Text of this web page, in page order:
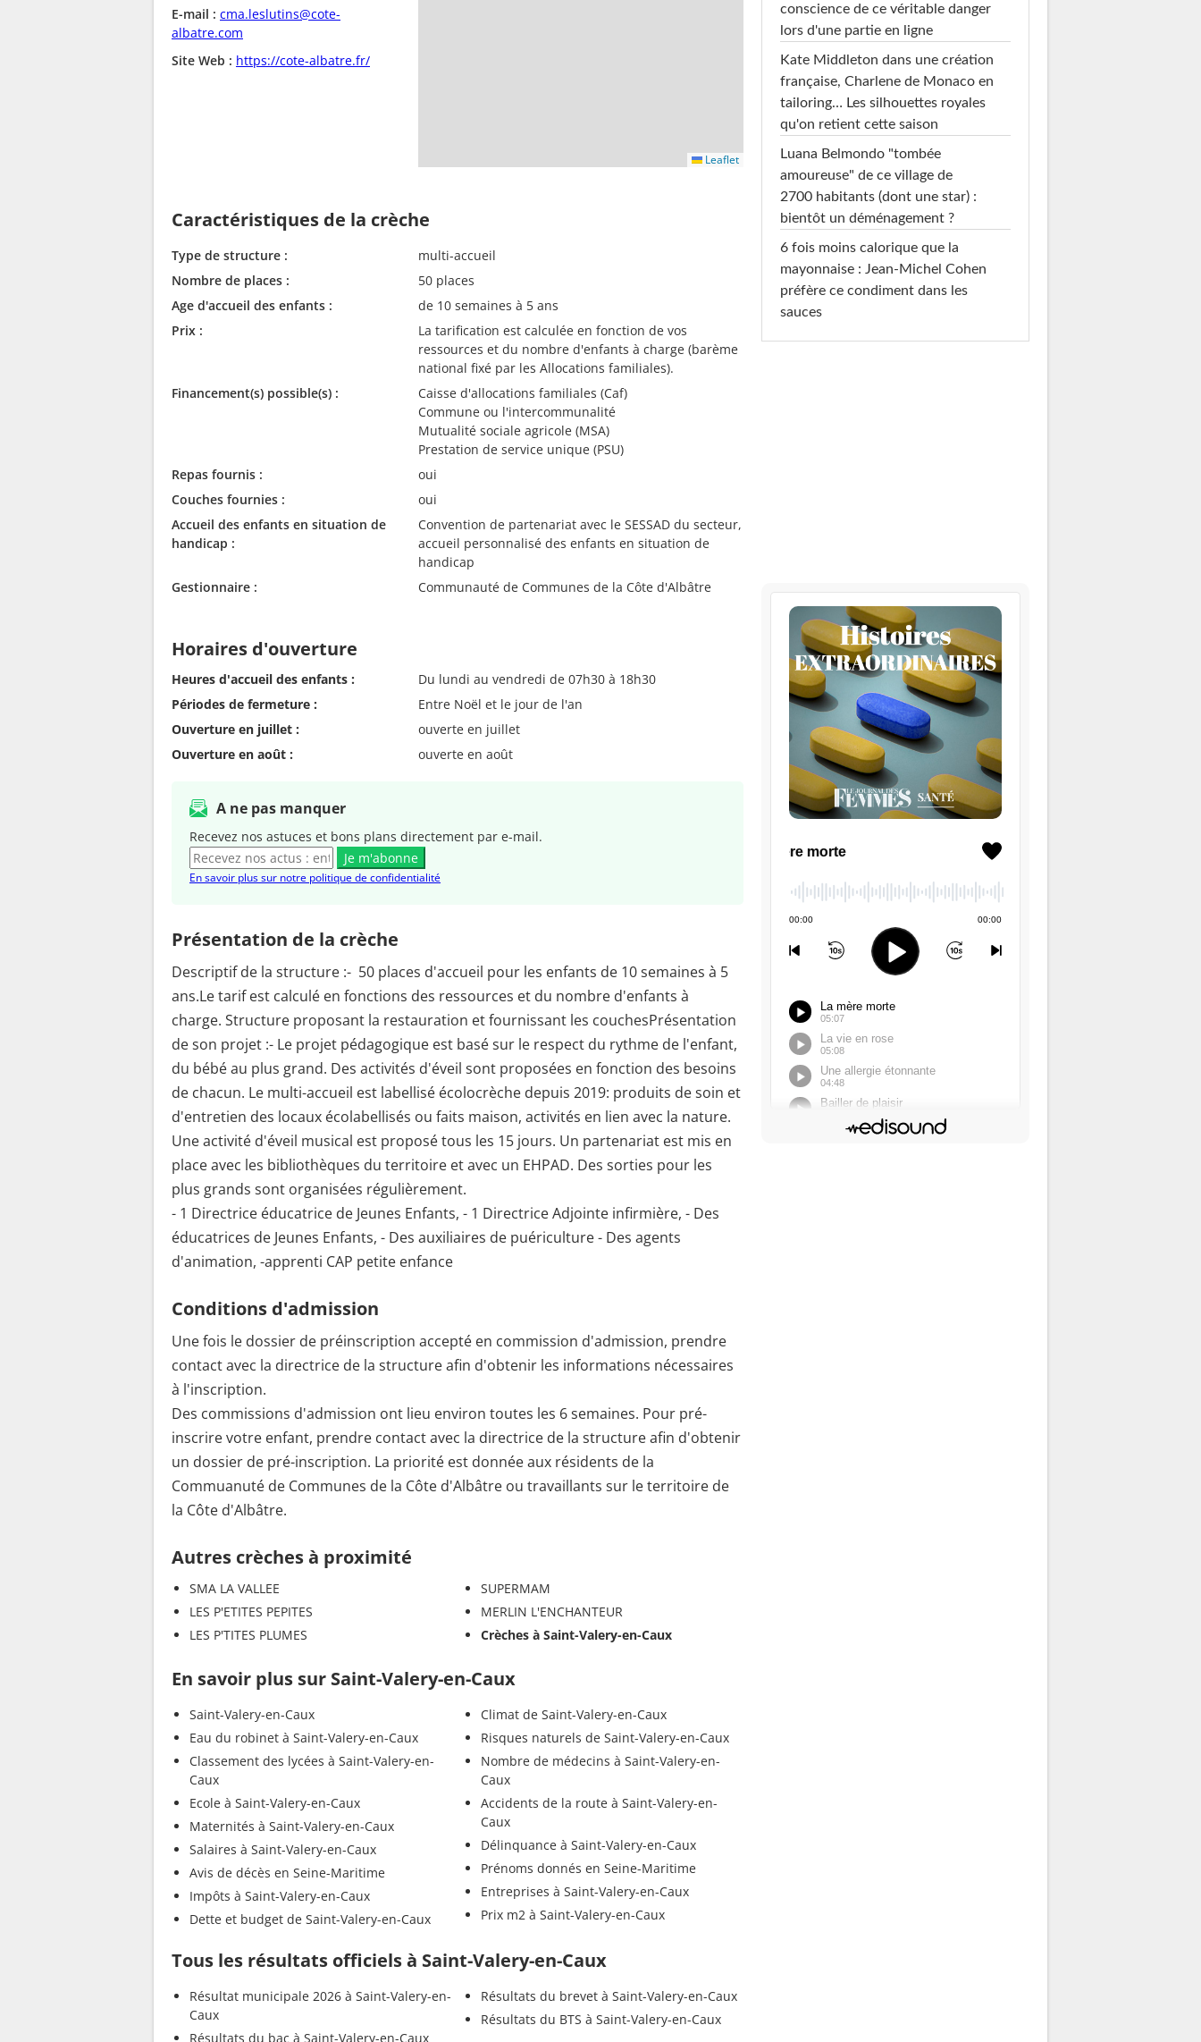
E-mail : cma.leslutins@cote-
albatre.com
Site Web : https://cote-albatre.fr/
Leaflet
Caractéristiques de la crèche
Type de structure :
multi-accueil
Nombre de places :
50 places
Age d'accueil des enfants :
de 10 semaines à 5 ans
Prix :
La tarification est calculée en fonction de vos
ressources et du nombre d'enfants à charge (barème
national fixé par les Allocations familiales).
Financement(s) possible(s) :
Caisse d'allocations familiales (Caf)
Commune ou l'intercommunalité
Mutualité sociale agricole (MSA)
Prestation de service unique (PSU)
Repas fournis :
oui
Couches fournies :
oui
Accueil des enfants en situation de
handicap :
Convention de partenariat avec le SESSAD du secteur,
accueil personnalisé des enfants en situation de
handicap
Gestionnaire :
Communauté de Communes de la Côte d'Albâtre
Horaires d'ouverture
Heures d'accueil des enfants :
Du lundi au vendredi de 07h30 à 18h30
Périodes de fermeture :
Entre Noël et le jour de l'an
Ouverture en juillet :
ouverte en juillet
Ouverture en août :
ouverte en août
A ne pas manquer
Recevez nos astuces et bons plans directement par e-mail.
Je m'abonne
En savoir plus sur notre politique de confidentialité
Présentation de la crèche
Descriptif de la structure :- 50 places d'accueil pour les enfants de 10 semaines à 5
ans.Le tarif est calculé en fonctions des ressources et du nombre d'enfants à
charge. Structure proposant la restauration et fournissant les couchesPrésentation
de son projet :- Le projet pédagogique est basé sur le respect du rythme de l'enfant,
du bébé au plus grand. Des activités d'éveil sont proposées en fonction des besoins
de chacun. Le multi-accueil est labellisé écolocrèche depuis 2019: produits de soin et
d'entretien des locaux écolabellisés ou faits maison, activités en lien avec la nature.
Une activité d'éveil musical est proposé tous les 15 jours. Un partenariat est mis en
place avec les bibliothèques du territoire et avec un EHPAD. Des sorties pour les
plus grands sont organisées régulièrement.
- 1 Directrice éducatrice de Jeunes Enfants, - 1 Directrice Adjointe infirmière, - Des
éducatrices de Jeunes Enfants, - Des auxiliaires de puériculture - Des agents
d'animation, -apprenti CAP petite enfance
Conditions d'admission
Une fois le dossier de préinscription accepté en commission d'admission, prendre
contact avec la directrice de la structure afin d'obtenir les informations nécessaires
à l'inscription.
Des commissions d'admission ont lieu environ toutes les 6 semaines. Pour pré-
inscrire votre enfant, prendre contact avec la directrice de la structure afin d'obtenir
un dossier de pré-inscription. La priorité est donnée aux résidents de la
Commuanuté de Communes de la Côte d'Albâtre ou travaillants sur le territoire de
la Côte d'Albâtre.
Autres crèches à proximité
SMA LA VALLEE
LES P'ETITES PEPITES
LES P'TITES PLUMES
SUPERMAM
MERLIN L'ENCHANTEUR
Crèches à Saint-Valery-en-Caux
En savoir plus sur Saint-Valery-en-Caux
Saint-Valery-en-Caux
Eau du robinet à Saint-Valery-en-Caux
Classement des lycées à Saint-Valery-en-
Caux
Ecole à Saint-Valery-en-Caux
Maternités à Saint-Valery-en-Caux
Salaires à Saint-Valery-en-Caux
Avis de décès en Seine-Maritime
Impôts à Saint-Valery-en-Caux
Dette et budget de Saint-Valery-en-Caux
Climat de Saint-Valery-en-Caux
Risques naturels de Saint-Valery-en-Caux
Nombre de médecins à Saint-Valery-en-
Caux
Accidents de la route à Saint-Valery-en-
Caux
Délinquance à Saint-Valery-en-Caux
Prénoms donnés en Seine-Maritime
Entreprises à Saint-Valery-en-Caux
Prix m2 à Saint-Valery-en-Caux
Tous les résultats officiels à Saint-Valery-en-Caux
Résultat municipale 2026 à Saint-Valery-en-
Caux
Résultats du bac à Saint-Valery-en-Caux
Résultats du brevet à Saint-Valery-en-Caux
Résultats du BTS à Saint-Valery-en-Caux
conscience de ce véritable danger
lors d'une partie en ligne
Kate Middleton dans une création
française, Charlene de Monaco en
tailoring… Les silhouettes royales
qu'on retient cette saison
Luana Belmondo "tombée
amoureuse" de ce village de
2700 habitants (dont une star) :
bientôt un déménagement ?
6 fois moins calorique que la
mayonnaise : Jean-Michel Cohen
préfère ce condiment dans les
sauces